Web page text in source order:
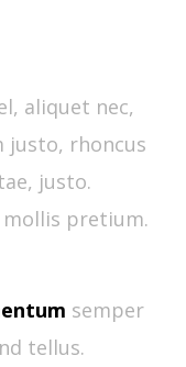
aliquet nec,
justo, rhoncus
justo.
pretium.
semper
tellus.